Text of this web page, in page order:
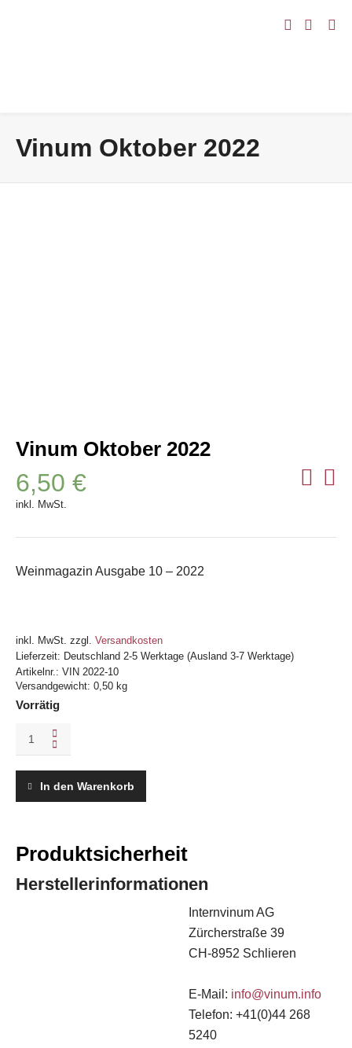
Vinum Oktober 2022
Vinum Oktober 2022
6,50 €
inkl. MwSt.
Weinmagazin Ausgabe 10 – 2022
inkl. MwSt. zzgl. Versandkosten
Lieferzeit: Deutschland 2-5 Werktage (Ausland 3-7 Werktage)
Artikelnr.: VIN 2022-10
Versandgewicht: 0,50 kg
Vorrätig
Oktober
In den Warenkorb
Produktsicherheit
Herstellerinformationen
Internvinum AG
Zürcherstraße 39
CH-8952 Schlieren
E-Mail: info@vinum.info
Telefon: +41(0)44 268
5240